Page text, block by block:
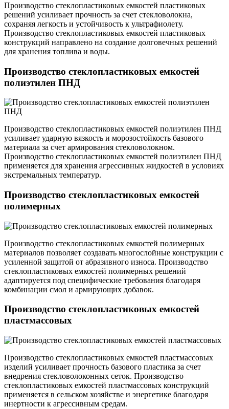
Производство стеклопластиковых емкостей пластиковых
решений усиливает прочность за счет стекловолокна,
сохраняя легкость и устойчивость к ультрафиолету.
Производство стеклопластиковых емкостей пластиковых
конструкций направлено на создание долговечных решений
для хранения топлива и воды.
Производство стеклопластиковых емкостей
полиэтилен ПНД
Производство стеклопластиковых емкостей полиэтилен ПНД
усиливает ударную вязкость и морозостойкость базового
материала за счет армирования стекловолокном.
Производство стеклопластиковых емкостей полиэтилен ПНД
применяется для хранения агрессивных жидкостей в условиях
экстремальных температур.
Производство стеклопластиковых емкостей
полимерных
Производство стеклопластиковых емкостей полимерных
материалов позволяет создавать многослойные конструкции с
усиленной защитой от абразивного износа. Производство
стеклопластиковых емкостей полимерных решений
адаптируется под специфические требования благодаря
комбинации смол и армирующих добавок.
Производство стеклопластиковых емкостей
пластмассовых
Производство стеклопластиковых емкостей пластмассовых
изделий усиливает прочность базового пластика за счет
внедрения стекловолоконных сеток. Производство
стеклопластиковых емкостей пластмассовых конструкций
применяется в сельском хозяйстве и энергетике благодаря
инертности к агрессивным средам.